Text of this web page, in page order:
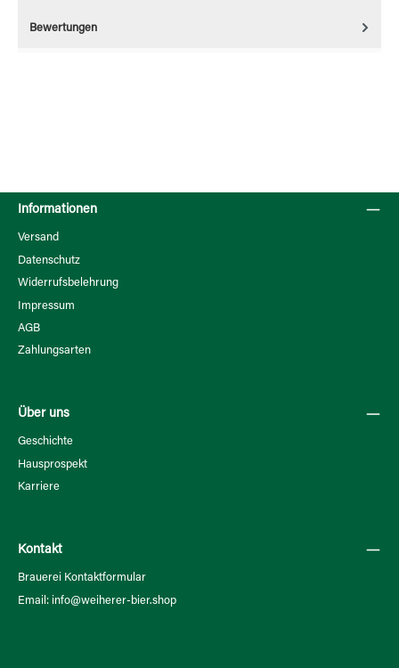
Bewertungen
Informationen
Versand
Datenschutz
Widerrufsbelehrung
Impressum
AGB
Zahlungsarten
Über uns
Geschichte
Hausprospekt
Karriere
Kontakt
Brauerei Kontaktformular
Email: info@weiherer-bier.shop